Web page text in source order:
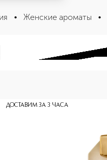
Парфюмерная вода
• Женские ароматы •
ДОСТАВИМ ЗА 3 ЧАСА